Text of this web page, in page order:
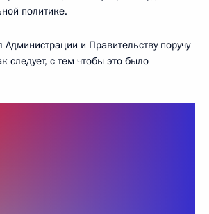
политике.
Администрации и Правительству поручу
следует, с тем чтобы это было